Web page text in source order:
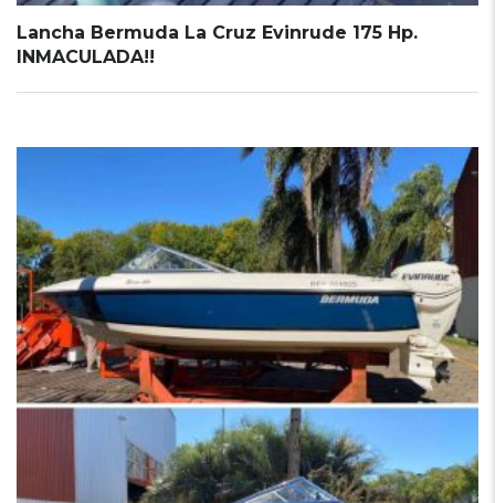
Lancha Bermuda La Cruz Evinrude 175 Hp.
INMACULADA!!